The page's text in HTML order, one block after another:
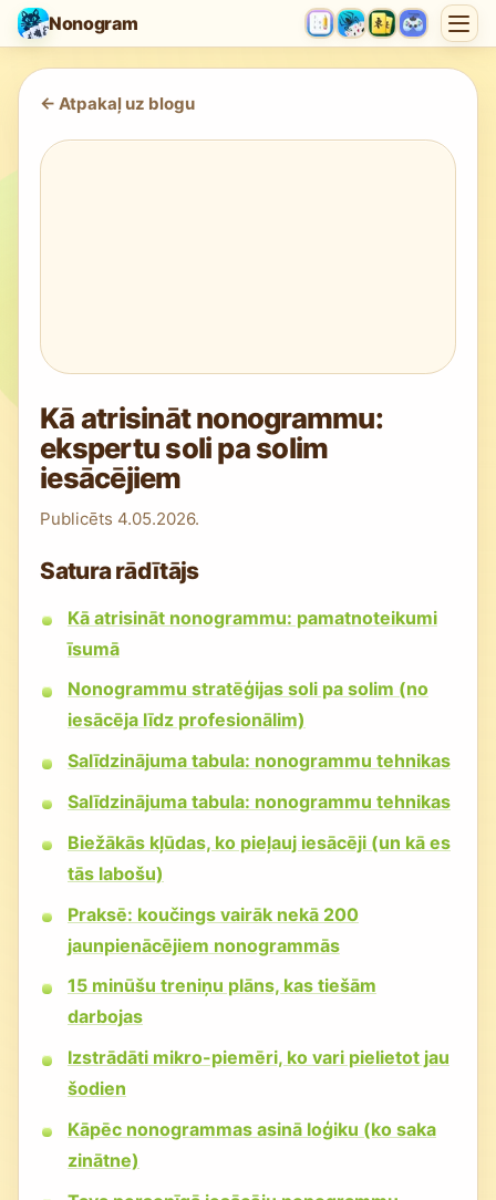
Nonogram
<- Atpakaļ uz blogu
Kā atrisināt nonogrammu:
ekspertu soli pa solim
iesācējiem
Publicēts 4.05.2026.
Satura rādītājs
Kā atrisināt nonogrammu: pamatnoteikumi
īsumā
Nonogrammu stratēģijas soli pa solim (no
iesācēja līdz profesionālim)
Salīdzinājuma tabula: nonogrammu tehnikas
Salīdzinājuma tabula: nonogrammu tehnikas
Biežākās kļūdas, ko pieļauj iesācēji (un kā es
tās labošu)
Praksē: koučings vairāk nekā 200
jaunpienācējiem nonogrammās
15 minūšu treniņu plāns, kas tiešām
darbojas
Izstrādāti mikro-piemēri, ko vari pielietot jau
šodien
Kāpēc nonogrammas asinā loģiku (ko saka
zinātne)